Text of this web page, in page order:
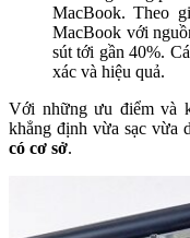
MacBook. Theo
MacBook với
sút tới gần 40%.
xác và hiệu quả.
Với những ưu điểm và
khẳng định vừa sạc vừa
có cơ sở.